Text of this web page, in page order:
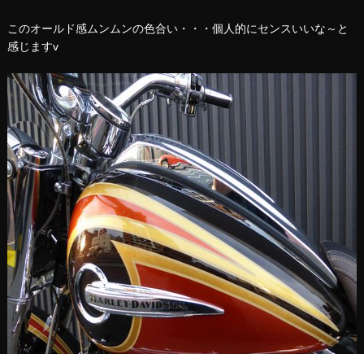
このオールド感ムンムンの色合い・・・個人的にセンスいいな～と
感じますv